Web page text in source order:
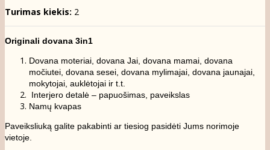
Turimas kiekis: 2
Originali dovana 3in1
Dovana moteriai, dovana Jai, dovana mamai, dovana
močiutei, dovana sesei, dovana mylimajai, dovana jaunajai,
mokytojai, auklėtojai ir t.t.
Interjero detalė – papuošimas, paveikslas
Namų kvapas
Paveiksliuką galite pakabinti ar tiesiog pasidėti Jums norimoje
vietoje.